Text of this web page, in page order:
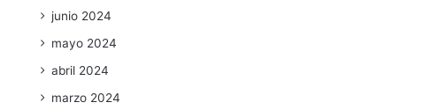
junio 2024
mayo 2024
abril 2024
marzo 2024